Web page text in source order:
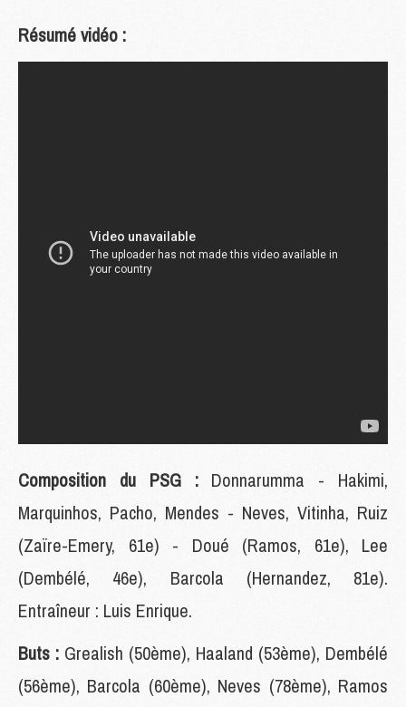
Résumé vidéo :
Composition du PSG :Donnarumma - Hakimi,
Marquinhos, Pacho, Mendes - Neves, Vitinha, Ruiz
(Zaïre-Emery, 61e) - Doué (Ramos, 61e), Lee
(Dembélé, 46e), Barcola (Hernandez, 81e).
Entraîneur : Luis Enrique.
Buts : Grealish (50ème), Haaland (53ème), Dembélé
(56ème), Barcola (60ème), Neves (78ème), Ramos